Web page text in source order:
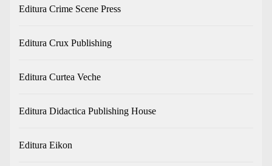
Editura Crime Scene Press
Editura Crux Publishing
Editura Curtea Veche
Editura Didactica Publishing House
Editura Eikon